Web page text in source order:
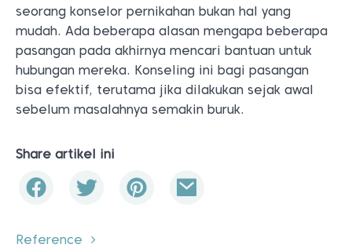
seorang konselor pernikahan bukan hal yang
mudah. Ada beberapa alasan mengapa beberapa
pasangan pada akhirnya mencari bantuan untuk
hubungan mereka. Konseling ini bagi pasangan
bisa efektif, terutama jika dilakukan sejak awal
sebelum masalahnya semakin buruk.
Share artikel ini
Reference